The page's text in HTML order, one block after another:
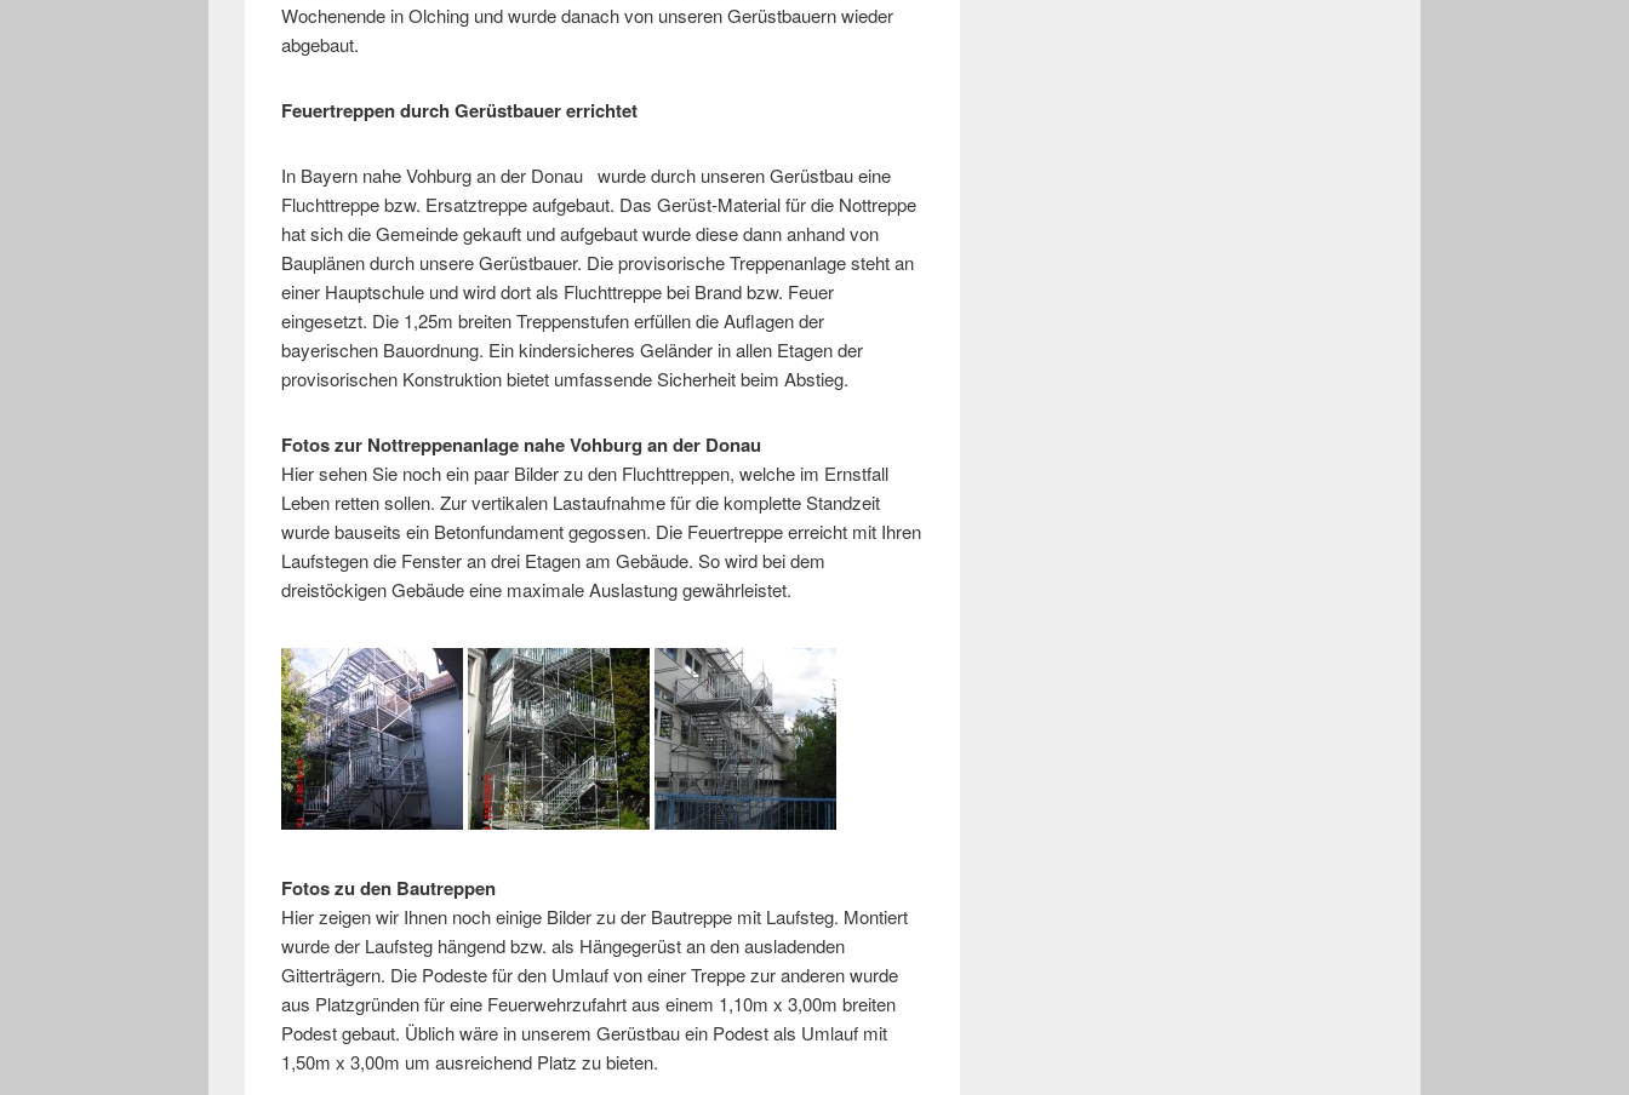
Wochenende in Olching und wurde danach von unseren Gerüstbauern wieder
abgebaut.
Feuertreppen durch Gerüstbauer errichtet
In Bayern nahe Vohburg an der Donau wurde durch unseren Gerüstbau eine
Fluchttreppe bzw. Ersatztreppe aufgebaut. Das Gerüst-Material für die Nottreppe
hat sich die Gemeinde gekauft und aufgebaut wurde diese dann anhand von
Bauplänen durch unsere Gerüstbauer. Die provisorische Treppenanlage steht an
einer Hauptschule und wird dort als Fluchttreppe bei Brand bzw. Feuer
eingesetzt. Die 1,25m breiten Treppenstufen erfüllen die Auflagen der
bayerischen Bauordnung. Ein kindersicheres Geländer in allen Etagen der
provisorischen Konstruktion bietet umfassende Sicherheit beim Abstieg.
Fotos zur Nottreppenanlage nahe Vohburg an der Donau
Hier sehen Sie noch ein paar Bilder zu den Fluchttreppen, welche im Ernstfall
Leben retten sollen. Zur vertikalen Lastaufnahme für die komplette Standzeit
wurde bauseits ein Betonfundament gegossen. Die Feuertreppe erreicht mit Ihren
Laufstegen die Fenster an drei Etagen am Gebäude. So wird bei dem
dreistöckigen Gebäude eine maximale Auslastung gewährleistet.
Fotos zu den Bautreppen
Hier zeigen wir Ihnen noch einige Bilder zu der Bautreppe mit Laufsteg. Montiert
wurde der Laufsteg hängend bzw. als Hängegerüst an den ausladenden
Gitterträgern. Die Podeste für den Umlauf von einer Treppe zur anderen wurde
aus Platzgründen für eine Feuerwehrzufahrt aus einem 1,10m x 3,00m breiten
Podest gebaut. Üblich wäre in unserem Gerüstbau ein Podest als Umlauf mit
1,50m x 3,00m um ausreichend Platz zu bieten.